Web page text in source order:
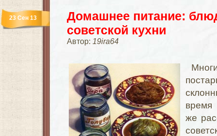
Домашнее питание:
советской кухни
Автор: 19ira64
23 Сен 13
же